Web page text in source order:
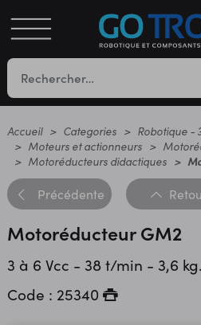
Accueil Categories
Robotique -
Moteurs et actionneurs
Motoréducteurs didactiques
Précédente
Motoréducteur GM2
3 à 6 Vcc - 38 t/min - 3,6
Code : 25340